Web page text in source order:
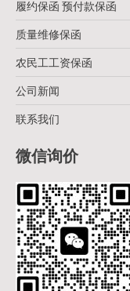
履约保函 预付款保函
质量维修保函
农民工工资保函
公司新闻
联系我们
微信询价